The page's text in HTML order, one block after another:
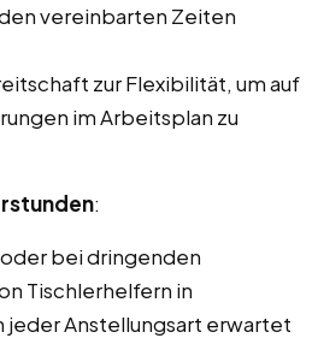
vereinbarten Zeiten
zur Flexibilität, um auf
im Arbeitsplan zu
:
bei dringenden
Tischlerhelfern in
jeder Anstellungsart erwartet